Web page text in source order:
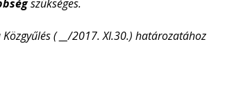
szükséges.
( __/2017. XI.30.) határozatához